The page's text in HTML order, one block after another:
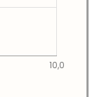
10,0